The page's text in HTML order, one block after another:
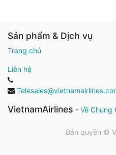
Sản phẩm & Dịch vụ
Trang chủ
Liên hệ
VietnamAirlines - Về Chúng
Bản quyền ©